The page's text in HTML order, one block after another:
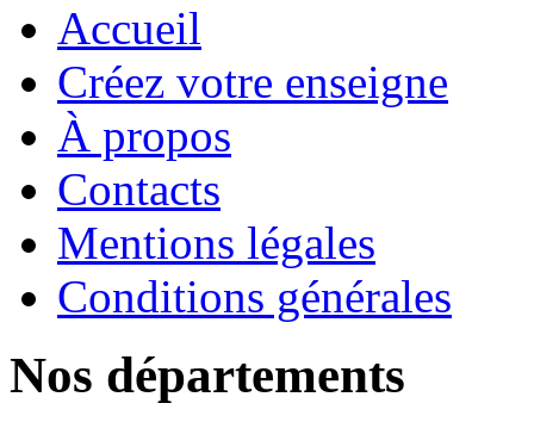
Accueil
Créez votre enseigne
À propos
Contacts
Mentions légales
Conditions générales
Nos départements